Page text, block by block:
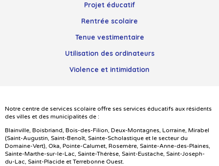
Projet éducatif
Rentrée scolaire
Tenue vestimentaire
Utilisation des ordinateurs
Violence et intimidation
Notre centre de services scolaire offre ses services éducatifs aux résidents
des villes et des municipalités de :
Blainville, Boisbriand, Bois-des-Filion, Deux-Montagnes, Lorraine, Mirabel
(Saint-Augustin, Saint-Benoît, Sainte-Scholastique et le secteur du
Domaine-Vert), Oka, Pointe-Calumet, Rosemère, Sainte-Anne-des-Plaines,
Sainte-Marthe-sur-le-Lac, Sainte-Thérèse, Saint-Eustache, Saint-Joseph-
du-Lac, Saint-Placide et Terrebonne Ouest.